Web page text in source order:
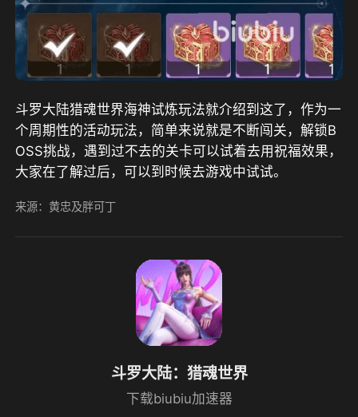
斗罗大陆猎魂世界海神试炼玩法就介绍到这了，作为一
个周期性的活动玩法，简单来说就是不断闯关，解锁B
OSS挑战，遇到过不去的关卡可以试着去用祝福效果，
大家在了解过后，可以到时候去游戏中试试。
来源：黄忠及胖可丁
斗罗大陆：猎魂世界
下载biubiu加速器